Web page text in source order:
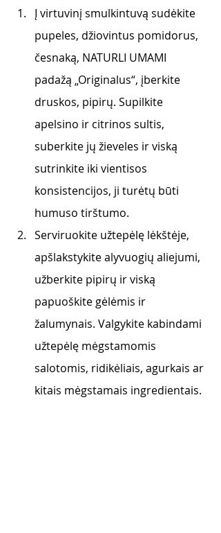
Į virtuvinį smulkintuvą sudėkite
pupeles, džiovintus pomidorus,
česnaką, NATURLI UMAMI
padažą „Originalus“, įberkite
druskos, pipirų. Supilkite
apelsino ir citrinos sultis,
suberkite jų žieveles ir viską
sutrinkite iki vientisos
konsistencijos, ji turėtų būti
humuso tirštumo.
Serviruokite užtepėlę lėkštėje,
apšlakstykite alyvuogių aliejumi,
užberkite pipirų ir viską
papuoškite gėlėmis ir
žalumynais. Valgykite kabindami
užtepėlę mėgstamomis
salotomis, ridikėliais, agurkais ar
kitais mėgstamais ingredientais.